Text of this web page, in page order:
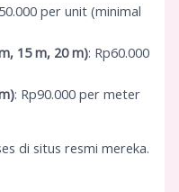
per unit (minimal
15 m, 20 m): Rp60.000
: Rp90.000 per meter
di situs resmi mereka.